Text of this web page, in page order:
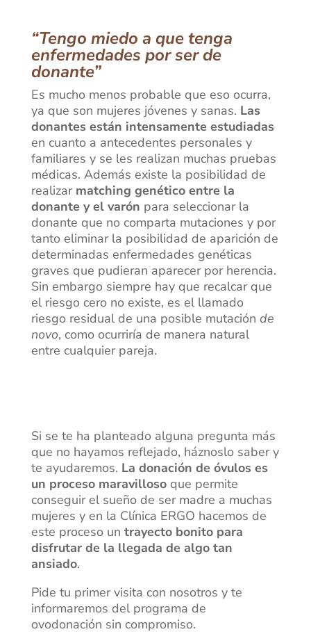
“Tengo miedo a que tenga
enfermedades por ser de
donante”
Es mucho menos probable que eso ocurra,
ya que son mujeres jóvenes y sanas. Las
donantes están intensamente estudiadas
en cuanto a antecedentes personales y
familiares y se les realizan muchas pruebas
médicas. Además existe la posibilidad de
realizar matching genético entre la
donante y el varón para seleccionar la
donante que no comparta mutaciones y por
tanto eliminar la posibilidad de aparición de
determinadas enfermedades genéticas
graves que pudieran aparecer por herencia.
Sin embargo siempre hay que recalcar que
el riesgo cero no existe, es el llamado
riesgo residual de una posible mutación de
novo, como ocurriría de manera natural
entre cualquier pareja.
Si se te ha planteado alguna pregunta más
que no hayamos reflejado, háznoslo saber y
te ayudaremos. La donación de óvulos es
un proceso maravillosoque permite
conseguir el sueño de ser madre a muchas
mujeres y en la Clínica ERGO hacemos de
este proceso un trayecto bonito para
disfrutar de la llegada de algo tan
ansiado.
Pide tu primer visita con nosotros y te
informaremos del programa de
ovodonación sin compromiso.